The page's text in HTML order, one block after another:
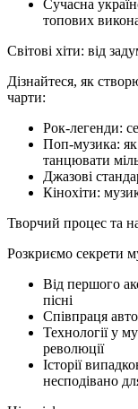
Сучасна
топових
Світові хіти: від
Дізнайтеся, як
чарти:
Рок-легенди:
Поп-музика:
танцювати
Джазові
Кінохіти:
Творчий процес та
Розкриємо секрети
Від першого
пісні
Співпраця
Технології у
революції
Історії
несподівано